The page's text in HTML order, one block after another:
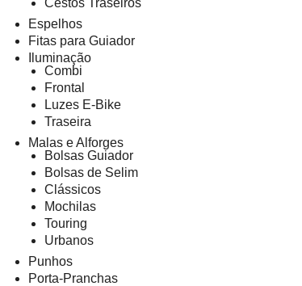
Cestos Traseiros
Espelhos
Fitas para Guiador
Iluminação
Combi
Frontal
Luzes E-Bike
Traseira
Malas e Alforges
Bolsas Guiador
Bolsas de Selim
Clássicos
Mochilas
Touring
Urbanos
Punhos
Porta-Pranchas